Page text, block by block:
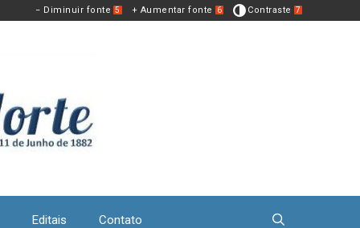
− Diminuir fonte 5 + Aumentar fonte 6 Contraste 7
Editais Contato